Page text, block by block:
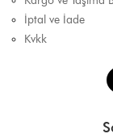
İptal ve İade
Kvkk